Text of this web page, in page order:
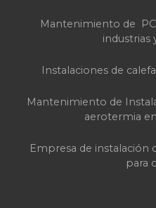
Mantenimiento de
industrias
Instalaciones de
Mantenimiento de
aerotermia
Empresa de instalación
para